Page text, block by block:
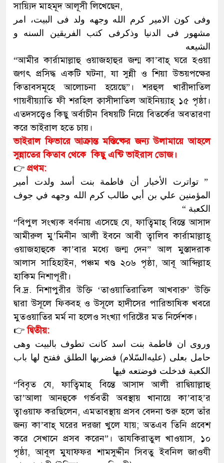
সায়্যিদ মাহমূদ আলূসী লিখেছেন,
وفی کون الامیر کرم الله وجهه ولد فی البیت، امر
مشهور فی الدنیا وذکرفی کتب الفریقین السنه و
الشیعه
“আমীর কার্রামাল্লাহু ওয়াজহাহুর জন্ম কা’বাহ্ ঘরে হওয়া
জগৎ প্রসিদ্ধ একটি ঘটনা, যা সুন্নী ও শিয়া উভয়পক্ষের
কিতাবসমূহে আলোচনা হয়েছে”। শরহুল খারীদাতিল
গায়বীয়্যাতি ফী শরহিল ক্বাসীদাতিল আইনিয়্যাহ্ ১৫ পৃষ্ঠা।
এতদসত্ত্বেও কিছু অর্বাচীন বিষয়টি নিয়ে বিতর্কের অবতারণা
করে ভাইরাল হতে চায়।
ভাইরাল ফিভারে আক্রান্ত মস্তিষ্কের জন্য উলামায়ে আহলে
সুন্নাতের কিতাব থেকে কিছু এন্টি ভাইরাস ডোজ।
👉 প্রথম:
” تواترت الأخبار أن فاطمة بنت أسد ولدت أمير
المؤمنين علي بن أبي طالب كرم الله وجهه في جوف
الكعبة “
“বিপুল সংখ্যক বর্ণনায় এসেছে যে, ফাত্বিমাহ্ বিন্তে আসাদ
আমীরুল মু’মিনীন আলী ইবনে আবী ত্বালিব কার্রামাল্লাহূ
ওয়াজহাহুকে কা’বার মধ্যে জন্ম দেন” আল মুস্তাদরাক
আলাস সাহিহাইন, পঞ্চম খণ্ড ২০৬ পৃষ্ঠা, আবূ আব্দিল্লাহ
হাকিম নিশাপূরী।
বি.দ্র. নিশাপুরীর উক্তি ‘তাওয়াতিরাতিল আখবারু’ উক্তি
দ্বারা উসূলে ফিক্ব্হ ও উসূলে হাদীসের পারিভাষিক খবরে
মুতওয়াতির মর্ম না হলেও সংখ্যা গরিষ্টের মত নির্দেশক।
👉দ্বিতীয়:
وروی ان فاطمة بنت اسد کانت تطوف بالبیت وهی
حامل بعلی (علیه‌السّلام) فضربها الطلق ففتح لها باب
الکعبة فدخلت فوضتعه فیها
“বিবৃত যে, ফাত্বিমাহ্ বিন্তে আসাদ আলী রাদ্বিয়াল্লাহু
তা’আলা আনহুকে গর্ভবতী অবস্থায় খানায়ে কা’বাহ’র
ত্বাওয়াফ করছিলেন, এমতাবস্থায় প্রসব বেদনা শুরু হলে তাঁর
জন্য কা’বাহ্ ঘরের দরজা খুলে যায়; অতএব তিনি প্রবেশ
করে সেখানে প্রসব করেন”। তাযকিরাতুল খাওয়াস, ১০
পৃষ্ঠা, আবূল মুযাফ্ফর শামসুদ্দীন সিব্তু ইবনিল জাওযী